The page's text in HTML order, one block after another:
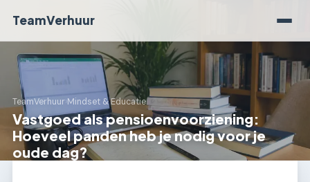
TeamVerhuur
TeamVerhuur›Mindset & Educatie
Vastgoed als pensioenvoorziening:
Hoeveel panden heb je nodig voor je
oude dag?